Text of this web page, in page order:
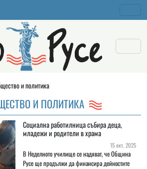
и политика
И ПОЛИТИКА
Социална работилница събира деца,
младежи и родители в храма
15 окт, 2025
В Неделното училище се надяват, че Община
Русе ще продължи да финансира дейностите